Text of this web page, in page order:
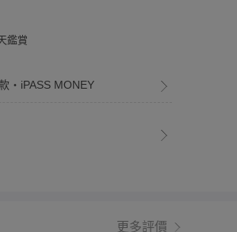
鑑賞
・iPASS MONEY
更多評價